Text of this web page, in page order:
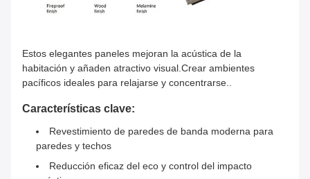
Estos elegantes paneles mejoran la acústica de la
habitación y añaden atractivo visual.Crear ambientes
pacíficos ideales para relajarse y concentrarse..
Características clave:
Revestimiento de paredes de banda moderna para
paredes y techos
Reducción eficaz del eco y control del impacto